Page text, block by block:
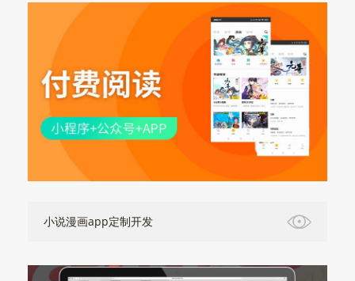
小说漫画app定制开发